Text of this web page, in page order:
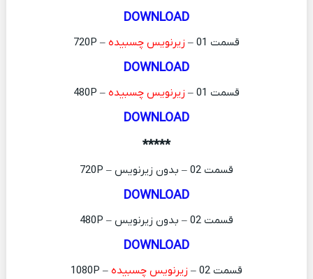
DOWNLOAD
قسمت 01 – زیرنویس چسبیده – 720P
DOWNLOAD
قسمت 01 – زیرنویس چسبیده – 480P
DOWNLOAD
*****
قسمت 02 – بدون زیرنویس – 720P
DOWNLOAD
قسمت 02 – بدون زیرنویس – 480P
DOWNLOAD
قسمت 02 – زیرنویس چسبیده – 1080P